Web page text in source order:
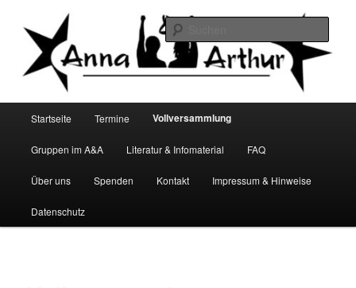
primären
springenAnna&Arthur
Startseite Termine Vollversammlung
Gruppen im A&A Literatur & Infomaterial FAQ
Über uns Spenden Kontakt Impressum & Hinweise
Datenschutz